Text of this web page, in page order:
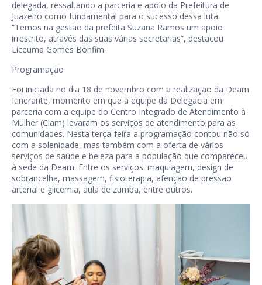
delegada, ressaltando a parceria e apoio da Prefeitura de
Juazeiro como fundamental para o sucesso dessa luta.
“Temos na gestão da prefeita Suzana Ramos um apoio
irrestrito, através das suas várias secretarias“, destacou
Liceuma Gomes Bonfim.
Programação
Foi iniciada no dia 18 de novembro com a realização da Deam
Itinerante, momento em que a equipe da Delegacia em
parceria com a equipe do Centro Integrado de Atendimento à
Mulher (Ciam) levaram os serviços de atendimento para as
comunidades. Nesta terça-feira a programação contou não só
com a solenidade, mas também com a oferta de vários
serviços de saúde e beleza para a população que compareceu
à sede da Deam. Entre os serviços: maquiagem, design de
sobrancelha, massagem, fisioterapia, aferição de pressão
arterial e glicemia, aula de zumba, entre outros.